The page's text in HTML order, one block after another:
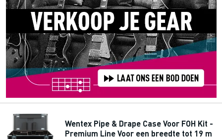
Wentex Pipe & Drape Case Voor FOH Kit -
Premium Line Voor een breedte tot 19 m